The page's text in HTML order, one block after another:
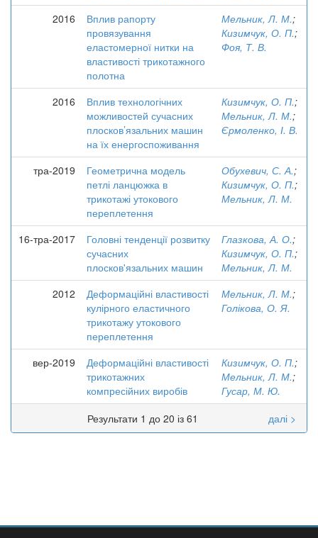
2016
Вплив рапорту
провязування
еластомерної нитки на
властивості трикотажного
полотна
Мельник, Л. М.;
Кизимчук, О. П.;
Фоя, Т. В.
2016
Вплив технологічних
можливостей сучасних
плосков’язальних машин
на їх енергоспоживання
Кизимчук, О. П.;
Мельник, Л. М.;
Єрмоленко, І. В.
тра-2019
Геометрична модель
петлі ланцюжка в
трикотажі утокового
переплетення
Обухевич, С. А.;
Кизимчук, О. П.;
Мельник, Л. М.
16-тра-2017
Головні тенденції розвитку
сучасних
плосков'язальних машин
Глазкова, А. О.;
Кизимчук, О. П.;
Мельник, Л. М.
2012
Деформаційні властивості
кулірного еластичного
трикотажу утокового
переплетення
Мельник, Л. М.;
Голікова, О. Я.
вер-2019
Деформаційні властивості
трикотажних
компресійних виробів
Кизимчук, О. П.;
Мельник, Л. М.;
Гусар, М. Ю.
Результати 1 до 20 із 61
далі >